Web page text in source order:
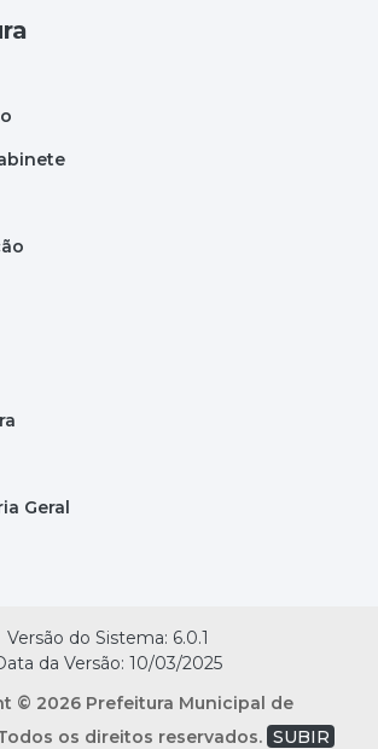
Geral
Versão do Sistema: 6.0.1
da Versão: 10/03/2025
© 2026 Prefeitura Municipal de
os direitos reservados. SUBIR